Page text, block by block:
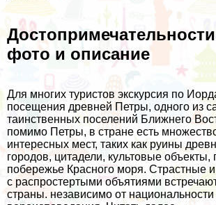
фото и описание
Для многих туристов экскурсия по
посещения древней Петры, одного из
таинственных поселений Ближнего
помимо Петры, в стране есть
интересных мест, таких как руины
городов, цитадели, культовые объекты,
побережье Красного моря. Страстные
с распростертыми объятиями
страны. независимо от национальности